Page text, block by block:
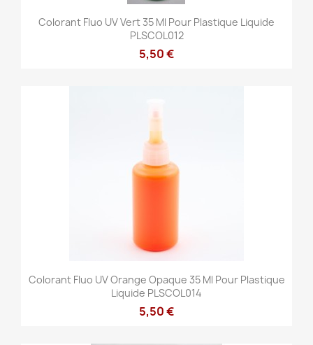
Colorant Fluo UV Vert 35 Ml Pour Plastique Liquide
PLSCOL012
5,50 €
Colorant Fluo UV Orange Opaque 35 Ml Pour Plastique
Liquide PLSCOL014
5,50 €